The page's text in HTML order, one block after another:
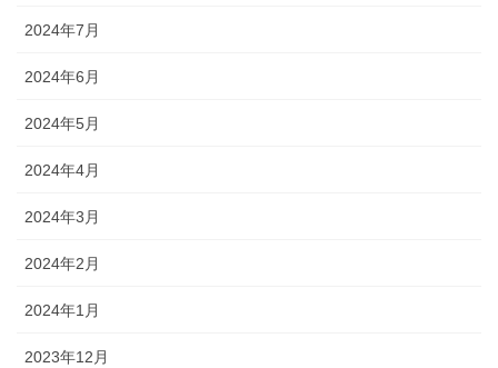
2024年7月
2024年6月
2024年5月
2024年4月
2024年3月
2024年2月
2024年1月
2023年12月